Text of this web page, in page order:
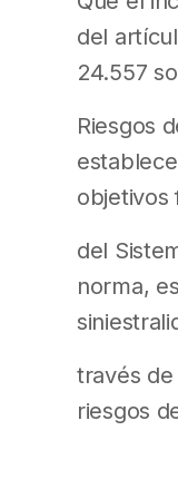
del
24.557
Riesgos
objetivos
del
norma,
través
riesgos